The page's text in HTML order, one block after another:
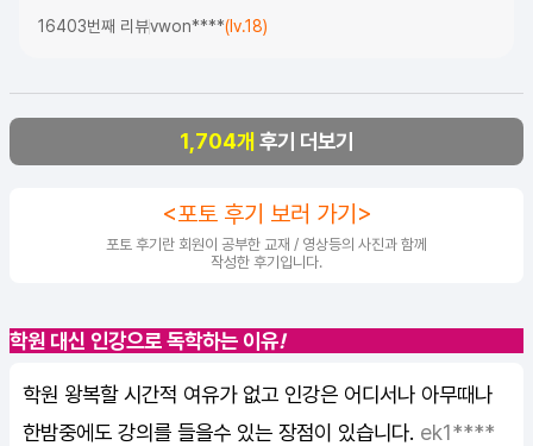
16403번째 리뷰vwon****(lv.18)
1,704개 후기 더보기
<포토 후기 보러 가기>
포토 후기란 회원이 공부한 교재 / 영상등의 사진과 함께
작성한 후기입니다.
학원 대신 인강으로 독학하는 이유!
학원 왕복할 시간적 여유가 없고 인강은 어디서나 아무때나
한밤중에도 강의를 들을수 있는 장점이 있습니다. ek1****